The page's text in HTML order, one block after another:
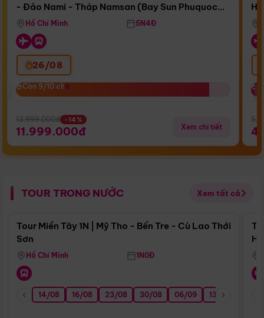
Bay Sun Phuquoc Airways
- Đảo Nami - Tháp Namsan (Bay Sun Phuquoc
Airways)
Hồ Chí Minh 5N4Đ
26/08
Còn 9/10 chỗ
Còn 9/10 chỗ
13.999.000đ -14%
11.999.000đ Xem chi tiết
TOUR TRONG NƯỚC Xem tất cả
Điểm nổi bật
Tour Miền Tây 1N | Mỹ Tho - Bến Tre - Cù Lao Thới
Sơn
Hồ Chí Minh 1N0Đ
14/08 16/08 23/08 30/08 06/09 13/09